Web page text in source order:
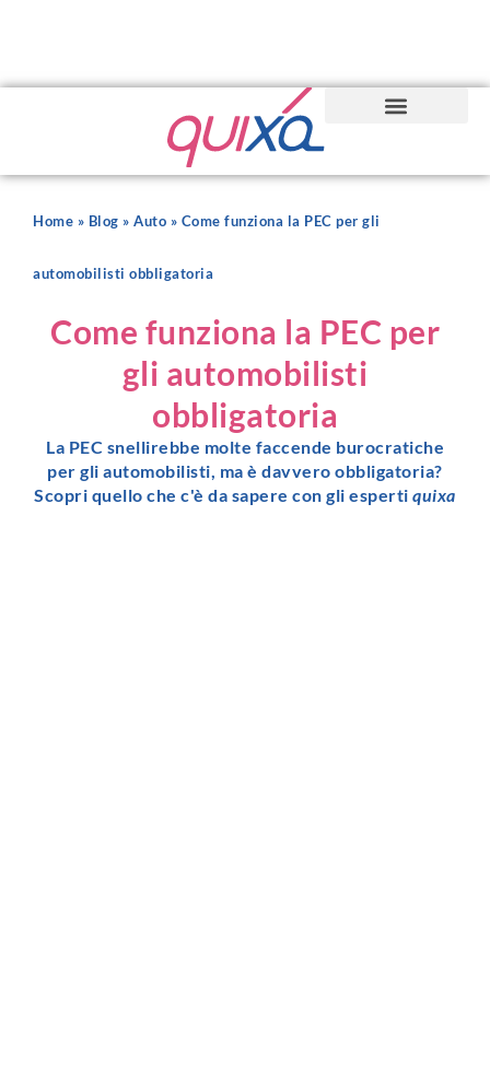
Home » Blog » Auto » Come funziona la PEC per gli
automobilisti obbligatoria
Come funziona la PEC per
gli automobilisti
obbligatoria
La PEC snellirebbe molte faccende burocratiche
per gli automobilisti, ma è davvero obbligatoria?
Scopri quello che c'è da sapere con gli espertiquixa